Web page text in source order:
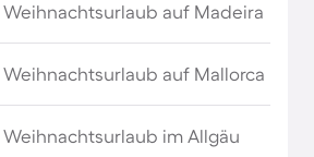
auf Madeira
auf Mallorca
im Allgäu